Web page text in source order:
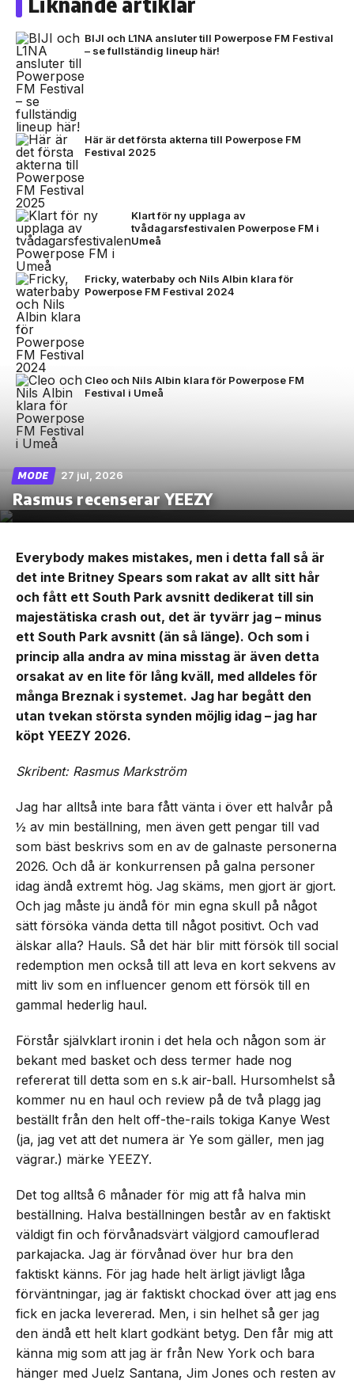
BIJI och L1NA ansluter till Powerpose FM Festival
– se fullständig lineup här!
Här är det första akterna till Powerpose FM
Festival 2025
Klart för ny upplaga av
tvådagarsfestivalen Powerpose FM i
Umeå
Fricky, waterbaby och Nils Albin klara för
Powerpose FM Festival 2024
Cleo och Nils Albin klara för Powerpose FM
Festival i Umeå
MODE 27 jul, 2026
Rasmus recenserar YEEZY
Everybody makes mistakes, men i detta fall så är
det inte Britney Spears som rakat av allt sitt hår
och fått ett South Park avsnitt dedikerat till sin
majestätiska crash out, det är tyvärr jag – minus
ett South Park avsnitt (än så länge). Och som i
princip alla andra av mina misstag är även detta
orsakat av en lite för lång kväll, med alldeles för
många Breznak i systemet. Jag har begått den
utan tvekan största synden möjlig idag – jag har
köpt YEEZY 2026.
Skribent: Rasmus Markström
Jag har alltså inte bara fått vänta i över ett halvår på
½ av min beställning, men även gett pengar till vad
som bäst beskrivs som en av de galnaste personerna
2026. Och då är konkurrensen på galna personer
idag ändå extremt hög. Jag skäms, men gjort är gjort.
Och jag måste ju ändå för min egna skull på något
sätt försöka vända detta till något positivt. Och vad
älskar alla? Hauls. Så det här blir mitt försök till social
redemption men också till att leva en kort sekvens av
mitt liv som en influencer genom ett försök till en
gammal hederlig haul.
Förstår självklart ironin i det hela och någon som är
bekant med basket och dess termer hade nog
refererat till detta som en s.k air-ball. Hursomhelst så
kommer nu en haul och review på de två plagg jag
beställt från den helt off-the-rails tokiga Kanye West
(ja, jag vet att det numera är Ye som gäller, men jag
vägrar.) märke YEEZY.
Det tog alltså 6 månader för mig att få halva min
beställning. Halva beställningen består av en faktiskt
väldigt fin och förvånadsvärt välgjord camouflerad
parkajacka. Jag är förvånad över hur bra den
faktiskt känns. För jag hade helt ärligt jävligt låga
förväntningar, jag är faktiskt chockad över att jag ens
fick en jacka levererad. Men, i sin helhet så ger jag
den ändå ett helt klart godkänt betyg. Den får mig att
känna mig som att jag är från New York och bara
hänger med Juelz Santana, Jim Jones och resten av